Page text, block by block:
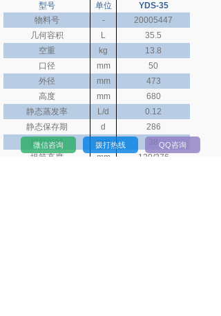
型号 单位
YDS-35
物料号
-
20005447
几何容积
L
35.5
空重
kg
13.8
口径
mm
50
外径
mm
473
高度
mm
680
静态蒸发率
L/d
0.12
静态保存期
d
286
提筒外径
mm
提筒高度
mm
120/276
拨打热线
微信咨询 QQ咨询